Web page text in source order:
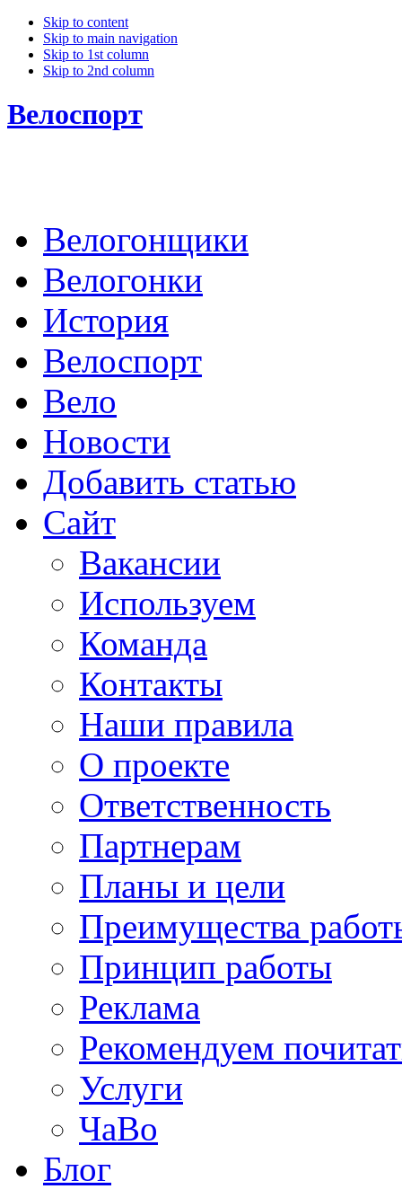
Skip to content
Skip to main navigation
Skip to 1st column
Skip to 2nd column
Велоспорт
Велогонщики
Велогонки
История
Велоспорт
Вело
Новости
Добавить статью
Сайт
Вакансии
Используем
Команда
Контакты
Наши правила
О проекте
Ответственность
Партнерам
Планы и цели
Преимущества
Принцип работы
Реклама
Рекомендуем
Услуги
ЧаВо
Блог